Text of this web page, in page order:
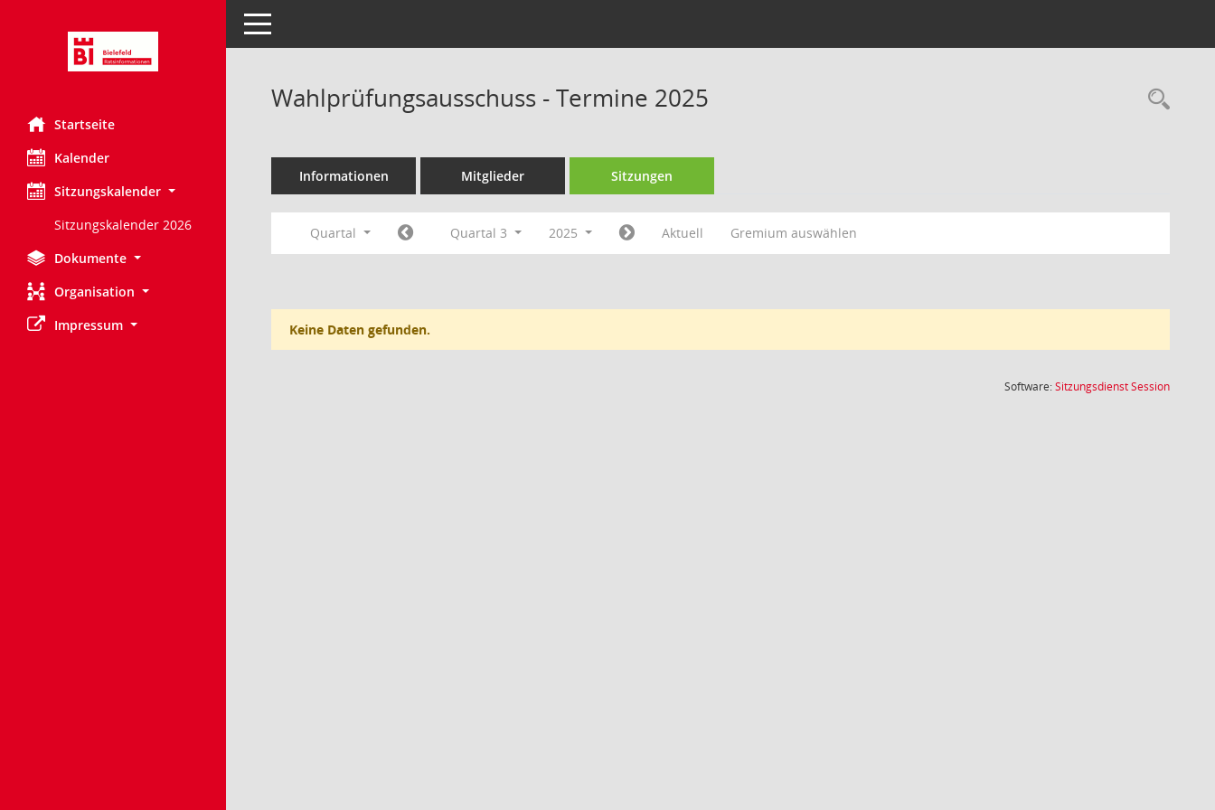
Startseite
Kalender
Sitzungskalender
Sitzungskalender 2026
Dokumente
Organisation
Impressum
Toggle navigation
Wahlprüfungsausschuss - Termine 2025
Informationen Mitglieder Sitzungen
Quartal Quartal 3 2025 Aktuell Gremium auswählen
Keine Daten gefunden.
Software:SitzungsdienstSession(Wird in